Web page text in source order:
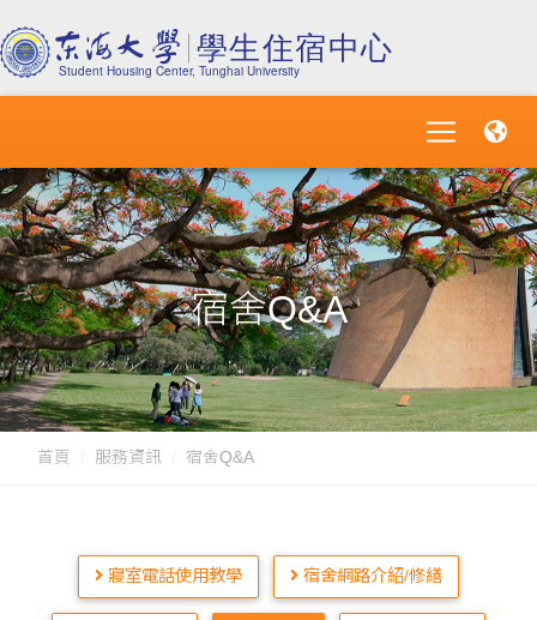
宿舍Q&A
首頁 服務資訊 宿舍Q&A
寢室電話使用教學 宿舍網路介紹/修繕